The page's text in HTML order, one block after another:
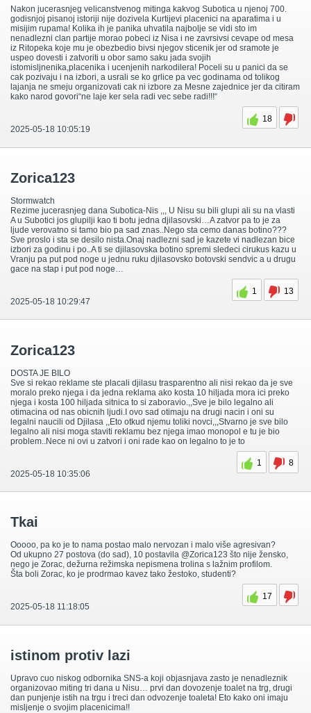
Nakon jucerasnjeg velicanstvenog mitinga kakvog Subotica u njenoj 700.
godisnjoj pisanoj istoriji nije dozivela Kurtijevi placenici na aparatima i u
misijim rupama! Kolika ih je panika uhvatila najbolje se vidi sto im
nenadlezni clan partije morao pobeci iz Nisa i ne zavrsivsi cevape od mesa
iz Ritopeka koje mu je obezbedio bivsi njegov sticenik jer od sramote je
uspeo dovesti i zatvoriti u obor samo saku jada svojih
istomisljnenika,placenika i ucenjenih narkodilera! Poceli su u panici da se
cak pozivaju i na izbori, a usrali se ko grlice pa vec godinama od tolikog
lajanja ne smeju organizovati cak ni izbore za Mesne zajednice jer da citiram
kako narod govori“ne laje ker sela radi vec sebe radi!!!“
18
2025-05-18 10:05:19
Zorica123
Stormwatch
Rezime jucerasnjeg dana Subotica-Nis ,,, U Nisu su bili glupi ali su na vlasti
A u Subotici jos glupilji kao ti botu jedna djilasovski…A zatvor pa to je za
ljude verovatno si tamo bio pa sad znas..Nego sta cemo danas botino???
Sve proslo i sta se desilo nista.Onaj nadlezni sad je kazete vi nadlezan bice
izbori za godinu i po..A ti se djilasovska botino spremi sledeci cirukus kazu u
Vranju pa put pod noge u jednu ruku djilasovsko botovski sendvic a u drugu
gace na stap i put pod noge…
1
13
2025-05-18 10:29:47
Zorica123
DOSTA JE BILO
Sve si rekao reklame ste placali djilasu trasparentno ali nisi rekao da je sve
moralo preko njega i da jedna reklama ako kosta 10 hiljada mora ici preko
njega i kosta 100 hiljada sitnica to si zaboravio.,,Sve je bilo legalno ali
otimacina od nas obicnih ljudi.I ovo sad otimaju na drugi nacin i oni su
legalni naucili od Djilasa ,,Eto otkud njemu toliki novci,,,Stvarno je sve bilo
legalno ali nisi moga staviti reklamu bez njega imao monopol e tu je bio
problem..Nece ni ovi u zatvori i oni rade kao on legalno to je to
1
8
2025-05-18 10:35:06
Tkai
Ooooo, pa ko je to nama postao malo nervozan i malo više agresivan?
Od ukupno 27 postova (do sad), 10 postavila @Zorica123 što nije žensko,
nego je Zorac, dežurna režimska nepismena trolina s lažnim profilom.
Šta boli Zorac, ko je prodrmao kavez tako žestoko, studenti?
17
2025-05-18 11:18:05
istinom protiv lazi
Upravo cuo niskog odbornika SNS-a koji objasnjava zasto je nenadleznik
organizovao miting tri dana u Nisu… prvi dan dovozenje toalet na trg, drugi
dan punjenje istih na trgu i treci dan odvozenje toaleta! Eto kako oni imaju
misljenje o svojim placenicima!!